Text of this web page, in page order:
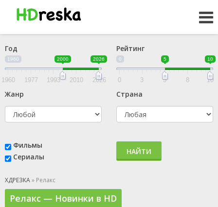
Год
1960 2000 2026
1960 1977 1993 2010 2026
Рейтинг
0 5 10
0 3 5 8 10
Жанр Страна
Фильмы
Сериалы
НАЙТИ
ХДРЕЗКА» Релакс
Релакс — Новинки в HD